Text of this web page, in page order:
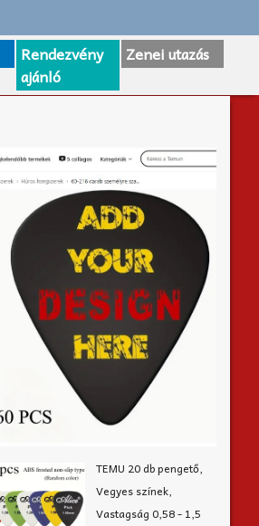
Rendezvény
ajánló
Zenei utazás
TEMU 20 db pengető,
Vegyes színek,
Vastagság 0,58 - 1,5